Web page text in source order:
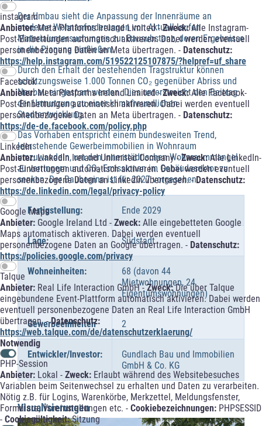
instagram
Anbieter:Meta Platforms Ireland Limited -Zweck:Alle Instagram-
Post-Einbettungen automatisch aktiveren. Dabei werden eventuell
personenbezogene Daten an Meta übertragen. - Datenschutz:
https://help.instagram.com/519522125107875/?helpref=uf_share
Facebook
Anbieter:Meta Platforms Ireland Limited -Zweck:Alle Facebook-
Post-Einbettungen automatisch aktiveren. Dabei werden eventuell
personenbezogene Daten an Meta übertragen. - Datenschutz:
https://de-de.facebook.com/policy.php
LinkedIn
Anbieter:LinkedIn Ireland Unlimited Company -Zweck:Alle LinkedIn-
Post-Einbettungen automatisch aktiveren. Dabei werden eventuell
personenbezogene Daten an LinkedIn übertragen. -Datenschutz:
https://de.linkedin.com/legal/privacy-policy
Google Maps
Anbieter: Google Ireland Ltd - Zweck: Alle eingebetteten Google
Maps automatisch aktiveren. Dabei werden eventuell
personenbezogene Daten an Google übertragen. - Datenschutz:
https://policies.google.com/privacy
Talque
Anbieter: Real Life Interaction GmbH -Zweck:Die über Talque
eingebundene Event-Plattform automatisch aktivieren. Dabei werden
eventuell personenbezogene Daten an Real Life Interaction GmbH
übertragen. -Datenschutz:
https://web.talque.com/de/datenschutzerklaerung/
Notwendig
PHP-Session
Anbieter: Lokal - Zweck: Erlaubt während des Websitebesuches
Variablen beim Seitenwechsel zu erhalten und Daten zu verarbeiten.
Nötig z.B. für Logins, Warenkörbe, Merkzettel, Meldungsfenster,
Formulare, Voreinstellungen etc. - Cookiebezeichnungen: PHPSESSID
- Cookiegültigkeit:Sitzung
Der Umbau sieht die Anpassung der Innenräume an
moderne Wohnanforderungen vor. Aktuell laufen
Materialuntersuchungen zur Bausubstanz, deren Ergebnisse
in die Planung einfließen.
Durch den Erhalt der bestehenden Tragstruktur können
schätzungsweise 1.000 Tonnen CO₂ gegenüber Abriss und
Neubau eingespart werden. Dies unterstreicht den Beitrag
der Umnutzung zu einer klimafreundlichen
Stadtentwicklung.
Das Vorhaben entspricht einem bundesweiten Trend,
leerstehende Gewerbeimmobilien in Wohnraum
umzuwandeln, um den innerstädtischen Wohnraummangel
zu verringern und CO₂-Emissionen im Gebäudesektor zu
senken. Der Baubeginn ist für 2027 vorgesehen.
Fertigstellung: Ende 2029
Lage: Südstadt
Wohneinheiten:
68 (davon 44
Mietwohnungen, 24
Eigentumswohnungen)
Gewerbeeinheiten 2
Entwickler/Investor:
Gundlach Bau und Immobilien
GmbH & Co. KG
Visualisierungen